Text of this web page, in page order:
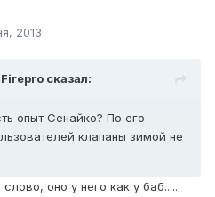
2013
сказал:
опыт Сенайко? По его
клапаны зимой не
слово, оно у него как у баб......